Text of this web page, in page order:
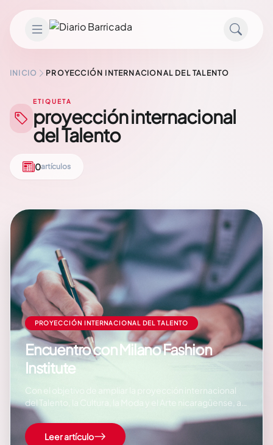
INICIO PROYECCIÓN INTERNACIONAL DEL TALENTO
ETIQUETA
proyección internacional
del Talento
0artículos
PROYECCIÓN INTERNACIONAL DEL TALENTO
Encuentro con Milano Fashion
Institute
Con el objetivo de ampliar la proyección internacional
del Talento, la Cultura, la Moda y el Arte nicaragüense, así
como establecer alianzas estratégicas con importantes
Academias de Moda, el Señor Lorenzo Alderisio, Cónsul
Honorario de Nicaragua en Milán, en coordinación con
Leer artículo